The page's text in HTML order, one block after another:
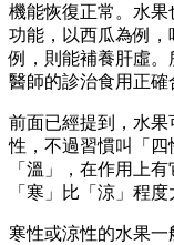
機能恢復正常。水果
功能，以西瓜為例
例，則能補養肝虛
醫師的診治食用正確
前面已經提到，水
性，不過習慣叫「
「溫」，在作用上
「寒」比「涼」程度
寒性或涼性的水果